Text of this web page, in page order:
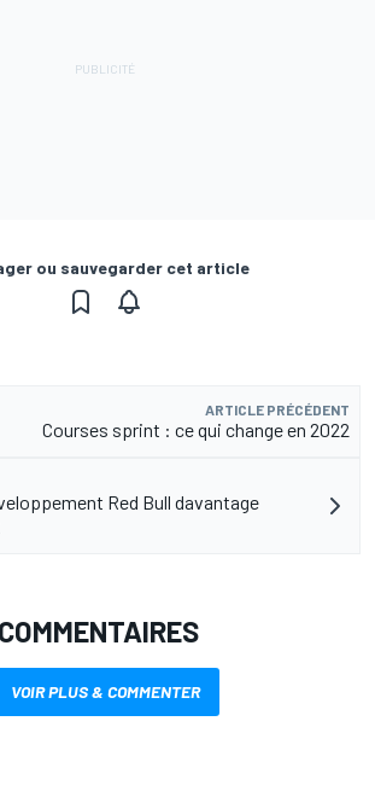
ou sauvegarder cet article
ARTICLE PRÉCÉDENT
Courses sprint : ce qui change en 2022
Red Bull davantage
VOIR PLUS & COMMENTER